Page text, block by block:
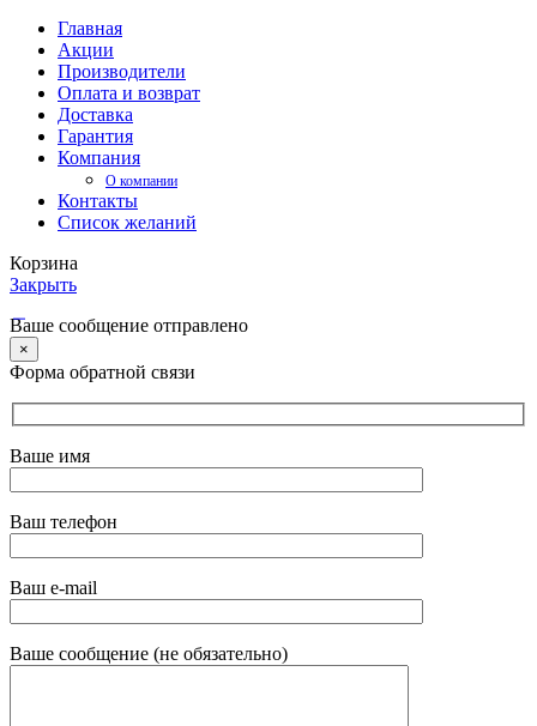
Главная
Акции
Производители
Оплата и возврат
Доставка
Гарантия
Компания
О компании
Контакты
Список желаний
Корзина
Закрыть
Ваше сообщение отправлено
×
Форма обратной связи
Ваше имя
Ваш телефон
Ваш e-mail
Ваше сообщение (не обязательно)